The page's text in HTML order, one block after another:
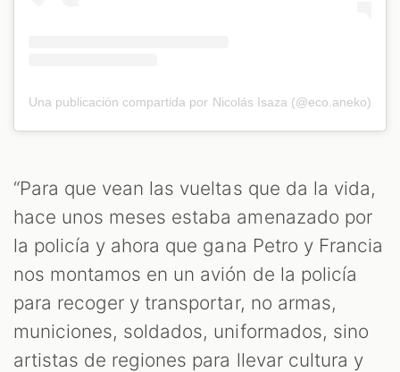
Una publicación compartida por Nicolás Isaza (@eco.aneko)
“Para que vean las vueltas que da la vida,
hace unos meses estaba amenazado por
la policía y ahora que gana Petro y Francia
nos montamos en un avión de la policía
para recoger y transportar, no armas,
municiones, soldados, uniformados, sino
artistas de regiones para llevar cultura y